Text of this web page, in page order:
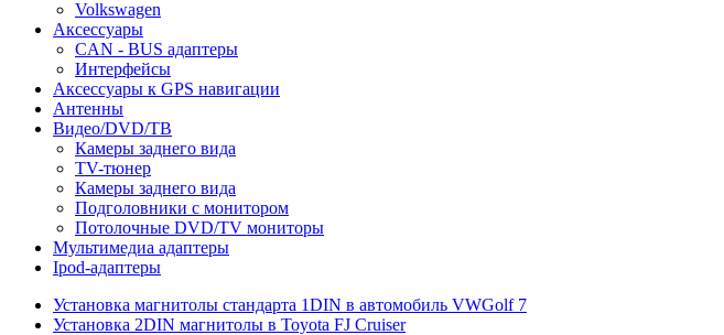
Volkswagen
Аксессуары
CAN - BUS адаптеры
Интерфейсы
Аксессуары к GPS навигации
Антенны
Видео/DVD/ТВ
Камеры заднего вида
TV-тюнер
Камеры заднего вида
Подголовники с монитором
Потолочные DVD/TV мониторы
Мультимедиа адаптеры
Ipod-адаптеры
Установка магнитолы стандарта 1DIN в автомобиль VWGolf 7
Установка 2DIN магнитолы в Toyota FJ Cruiser